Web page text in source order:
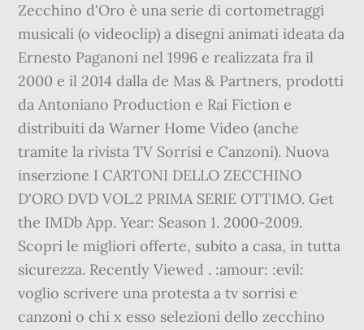
Zecchino d'Oro è una serie di cortometraggi
musicali (o videoclip) a disegni animati ideata da
Ernesto Paganoni nel 1996 e realizzata fra il
2000 e il 2014 dalla de Mas & Partners, prodotti
da Antoniano Production e Rai Fiction e
distribuiti da Warner Home Video (anche
tramite la rivista TV Sorrisi e Canzoni). Nuova
inserzione I CARTONI DELLO ZECCHINO
D'ORO DVD VOL.2 PRIMA SERIE OTTIMO. Get
the IMDb App. Year: Season 1. 2000-2009.
Scopri le migliori offerte, subito a casa, in tutta
sicurezza. Recently Viewed . :amour: :evil:
voglio scrivere una protesta a tv sorrisi e
canzoni o chi x esso selezioni dello zecchino